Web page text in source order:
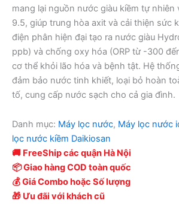
mang lại nguồn nước giàu kiềm tự nhiên
9.5, giúp trung hòa axit và cải thiện sức
điện phân hiện đại tạo ra nước giàu
ppb) và chống oxy hóa (ORP từ -300
cơ thể khỏi lão hóa và bệnh tật. Hệ
đảm bảo nước tinh khiết, loại bỏ hoàn
tố, cung cấp nước sạch cho cả gia đình.
Danh mục: Máy lọc nước, Máy lọc nước
lọc nước kiềm Daikiosan
🚚 FreeShip các quận Hà Nội
📦 Giao hàng COD toàn quốc
💰 Giá Combo hoặc Số lượng
🎁 Ưu đãi với khách cũ